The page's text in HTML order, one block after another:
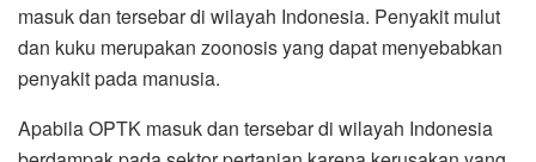
masuk dan tersebar di wilayah Indonesia. Penyakit mulut
dan kuku merupakan zoonosis yang dapat menyebabkan
penyakit pada manusia.
Apabila OPTK masuk dan tersebar di wilayah Indonesia